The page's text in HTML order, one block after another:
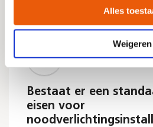
Alles
Weigeren
Wet- en regelgeving
Bestaat er een
eisen voor